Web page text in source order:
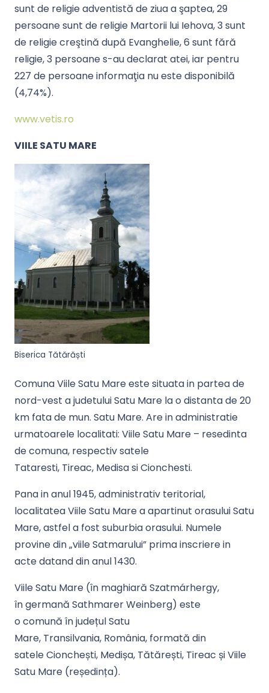
sunt de religie adventistă de ziua a şaptea, 29
persoane sunt de religie Martorii lui Iehova, 3 sunt
de religie creştină după Evanghelie, 6 sunt fără
religie, 3 persoane s-au declarat atei, iar pentru
227 de persoane informaţia nu este disponibilă
(4,74%).
www.vetis.ro
VIILE SATU MARE
Biserica Tătărăști
Comuna Viile Satu Mare este situata in partea de
nord-vest a judetului Satu Mare la o distanta de 20
km fata de mun. Satu Mare. Are in administratie
urmatoarele localitati: Viile Satu Mare – resedinta
de comuna, respectiv satele
Tataresti, Tireac, MedisasiCionchesti.
Pana in anul 1945, administrativ teritorial,
localitatea Viile Satu Mare a apartinut orasului Satu
Mare, astfel a fost suburbia orasului. Numele
provine din„viile Satmarului” prima inscriere in
acte datand din anul 1430.
Viile Satu Mare (în maghiară Szatmárhergy,
în germană Sathmarer Weinberg) este
o comună în județul Satu
Mare, Transilvania, România, formată din
satele Cionchești, Medișa, Tătărești, Tireac și Viile
Satu Mare (reședința).